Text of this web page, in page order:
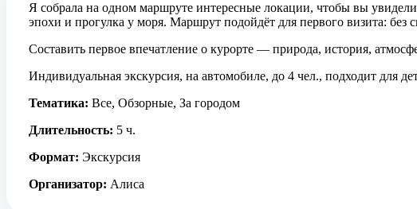
Я собрала на одном маршруте интересные локации, чтобы вы
эпохи и прогулка у моря. Маршрут подойдёт для первого визита:
Составить первое впечатление о курорте — природа, история,
Индивидуальная экскурсия, на автомобиле, до 4 чел., подходит для
Тематика: Все, Обзорные, За городом
Длительность: 5 ч.
Формат: Экскурсия
Организатор: Алиса